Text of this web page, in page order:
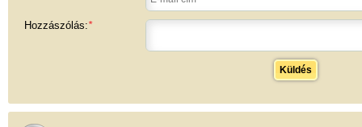
Hozzászólás:*
Küldés